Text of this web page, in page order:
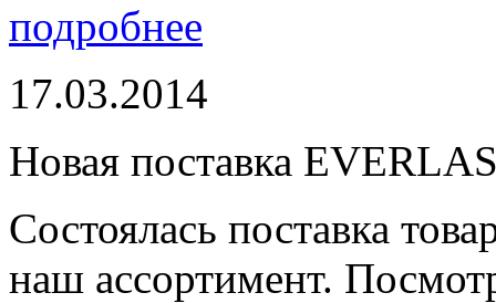
подробнее
17.03.2014
Новая поставка
Состоялась поставка
наш ассортимент.